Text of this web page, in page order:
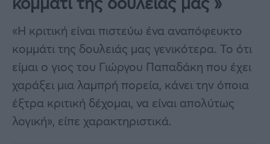
«Η κριτική είναι πιστεύω ένα αναπόφευκτο
κομμάτι της δουλειάς μας γενικότερα. Το ότι
είμαι ο γιος του Γιώργου Παπαδάκη που έχει
χαράξει μια λαμπρή πορεία, κάνει την όποια
έξτρα κριτική δέχομαι, να είναι απολύτως
λογική», είπε χαρακτηριστικά.